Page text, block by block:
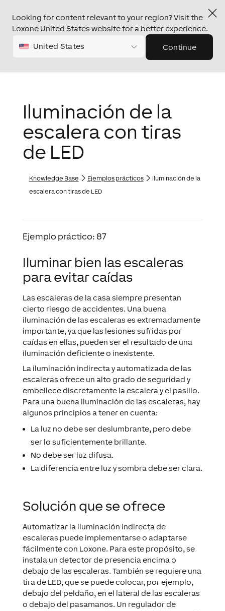
Looking for content relevant to your region? Visit the
Loxone United States website for a better experience.
United States Continue
Iluminación de la
escalera con tiras
de LED
Knowledge Base Ejemplos prácticos
Iluminación de la
escalera con tiras de LED
Ejemplo práctico: 87
Iluminar bien las escaleras
para evitar caídas
Las escaleras de la casa siempre presentan
cierto riesgo de accidentes. Una buena
iluminación de las escaleras es extremadamente
importante, ya que las lesiones sufridas por
caídas en ellas, pueden ser el resultado de una
iluminación deficiente o inexistente.
La iluminación indirecta y automatizada de las
escaleras ofrece un alto grado de seguridad y
embellece discretamente la escalera y el pasillo.
Para una buena iluminación de las escaleras, hay
algunos principios a tener en cuenta:
La luz no debe ser deslumbrante, pero debe
ser lo suficientemente brillante.
No debe ser luz difusa.
La diferencia entre luz y sombra debe ser clara.
Solución que se ofrece
Automatizar la iluminación indirecta de
escaleras puede implementarse o adaptarse
fácilmente con Loxone. Para este propósito, se
instala un detector de presencia encima o
debajo de las escaleras. También se requiere una
tira de LED, que se puede colocar, por ejemplo,
debajo del peldaño, en el lateral de las escaleras
o debajo del pasamanos. Un regulador de